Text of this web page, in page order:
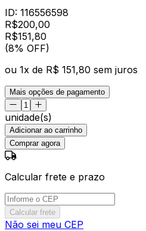
ID: 116556598
R$200,00
R$151,80
(8% OFF)
ou 1x de R$ 151,80 sem juros
Mais opções de pagamento
unidade(s)
Adicionar ao carrinho
Comprar agora
Calcular frete e prazo
Calcular frete
Não sei meu CEP